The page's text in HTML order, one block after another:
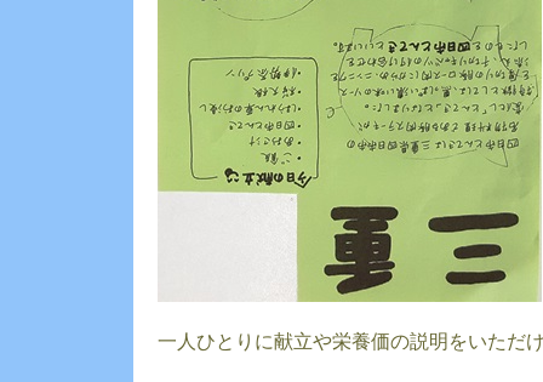
一人ひとりに献立や栄養価の説明をいただ